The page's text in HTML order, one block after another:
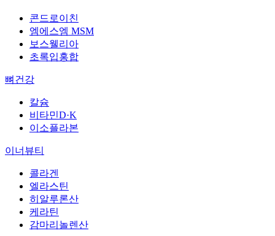
콘드로이친
엠에스엠 MSM
보스웰리아
초록입홍합
뼈건강
칼슘
비타민D·K
이소플라본
이너뷰티
콜라겐
엘라스틴
히알루론산
케라틴
감마리놀렌산